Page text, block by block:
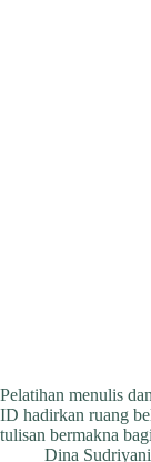
Pelatihan menulis
ID hadirkan ruang
tulisan bermakna
Dina Sudriyani